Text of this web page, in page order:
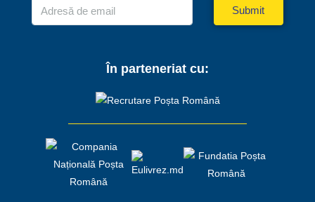
Submit
În parteneriat cu: